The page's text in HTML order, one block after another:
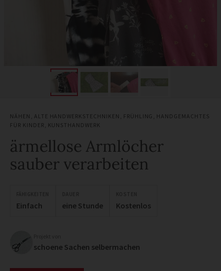
NÄHEN ALTE HANDWERKSTECHNIKEN FRÜHLING
HANDGEMACHTES
FÜR KINDER KUNSTHANDWERK
ärmellose Armlöcher
sauber verarbeiten
Einfach eine Stunde Kostenlos
schoene Sachen selbermachen